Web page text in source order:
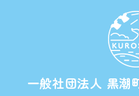
一般社団法人 黒潮